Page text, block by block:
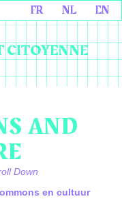
FR NL EN
AND
Down
en cultuur